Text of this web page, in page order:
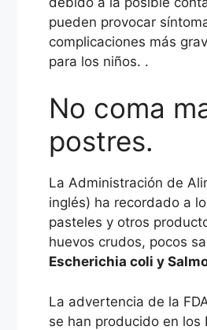
pueden provocar
complicaciones más
para los niños. .
No coma
postres.
La Administración de
inglés) ha recordado a
pasteles y otros
huevos crudos, pocos
Escherichia coli y
La advertencia de la
se han producido en los